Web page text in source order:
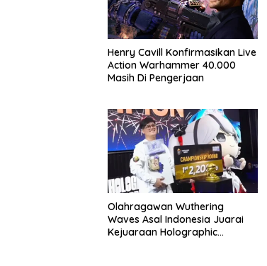
Henry Cavill Konfirmasikan Live
Action Warhammer 40.000
Masih Di Pengerjaan
Olahragawan Wuthering
Waves Asal Indonesia Juarai
Kejuaraan Holographic